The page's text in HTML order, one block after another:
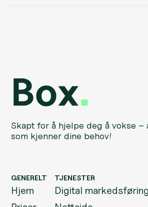
Skapt for å hjelpe deg å vokse –
som kjenner dine behov!
GENERELT
Hjem
TJENESTER
Digital markedsføring